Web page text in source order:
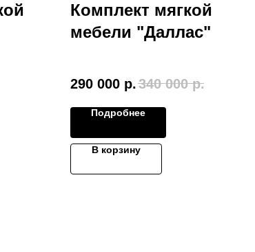
Комплект мягкой
мебели "Даллас"
290 000 р.340 000 р.
Подробнее
В корзину